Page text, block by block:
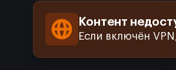
Контент
Если включён